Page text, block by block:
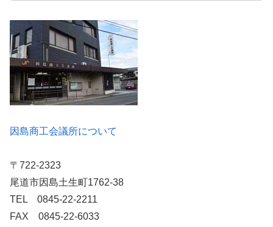
因島商工会議所について
〒722-2323
尾道市因島土生町1762-38
TEL 0845-22-2211
FAX 0845-22-6033